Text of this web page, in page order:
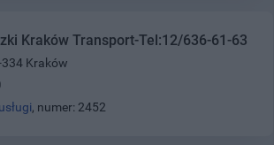
Kraków Transport-Tel:12/636-61-63
Kraków
, numer: 2452